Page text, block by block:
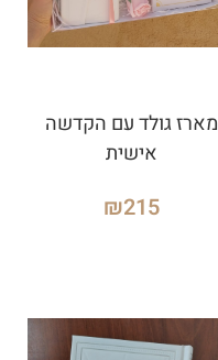
מארז גולד עם הקדשה
אישית
₪215